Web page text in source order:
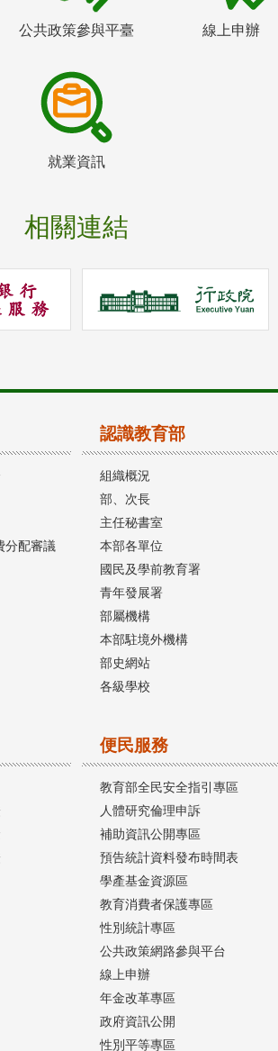
公共政策參與平臺 線上申辦
就業資訊
相關連結
分配審議
認識教育部
組織概況
部、次長
主任秘書室
本部各單位
國民及學前教育署
青年發展署
部屬機構
本部駐境外機構
部史網站
各級學校
便民服務
教育部全民安全指引專區
人體研究倫理申訴
補助資訊公開專區
預告統計資料發布時間表
學產基金資源區
教育消費者保護專區
性別統計專區
公共政策網路參與平台
線上申辦
年金改革專區
政府資訊公開
性別平等專區